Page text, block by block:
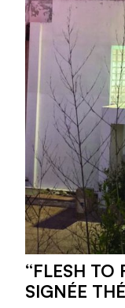
“FLESH TO
SIGNÉE